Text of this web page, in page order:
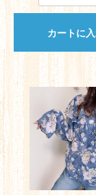
カートに